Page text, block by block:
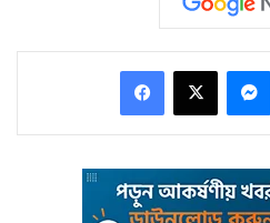
দ্রুত গতির যাত্রীবাহী ট্রেন
নামলে একটা বড়সড় দুর্ঘটনা ঘটে